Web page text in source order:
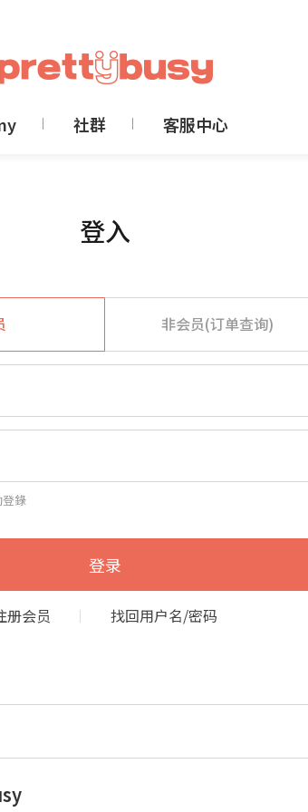
社群 客服中心
登入
非会员(订单查询)
登錄
登录
册会员 找回用户名/密码